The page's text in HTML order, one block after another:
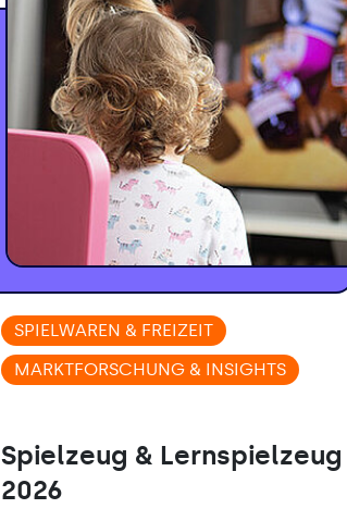
SPIELWAREN & FREIZEIT
MARKTFORSCHUNG & INSIGHTS
Spielzeug & Lernspielzeug
2026